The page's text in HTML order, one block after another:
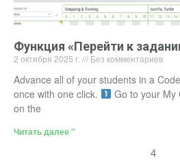
Функция «Перейти к
2 октября 2025 г. Без комментариев
Advance all of your students in a
once with one click.
Go to your My
on the
Читать далее "
4